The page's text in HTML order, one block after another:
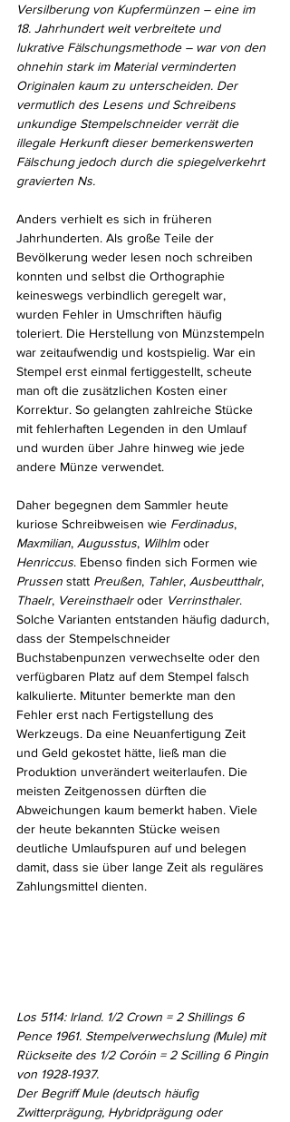
Versilberung von Kupfermünzen – eine im
18. Jahrhundert weit verbreitete und
lukrative Fälschungsmethode – war von den
ohnehin stark im Material verminderten
Originalen kaum zu unterscheiden. Der
vermutlich des Lesens und Schreibens
unkundige Stempelschneider verrät die
illegale Herkunft dieser bemerkenswerten
Fälschung jedoch durch die spiegelverkehrt
gravierten Ns.
Anders verhielt es sich in früheren
Jahrhunderten. Als große Teile der
Bevölkerung weder lesen noch schreiben
konnten und selbst die Orthographie
keineswegs verbindlich geregelt war,
wurden Fehler in Umschriften häufig
toleriert. Die Herstellung von Münzstempeln
war zeitaufwendig und kostspielig. War ein
Stempel erst einmal fertiggestellt, scheute
man oft die zusätzlichen Kosten einer
Korrektur. So gelangten zahlreiche Stücke
mit fehlerhaften Legenden in den Umlauf
und wurden über Jahre hinweg wie jede
andere Münze verwendet.
Daher begegnen dem Sammler heute
kuriose Schreibweisen wie Ferdinadus,
Maxmilian, Augusstus, Wilhlm oder
Henriccus. Ebenso finden sich Formen wie
Prussen statt Preußen, Tahler, Ausbeutthalr,
Thaelr, Vereinsthaelr oder Verrinsthaler.
Solche Varianten entstanden häufig dadurch,
dass der Stempelschneider
Buchstabenpunzen verwechselte oder den
verfügbaren Platz auf dem Stempel falsch
kalkulierte. Mitunter bemerkte man den
Fehler erst nach Fertigstellung des
Werkzeugs. Da eine Neuanfertigung Zeit
und Geld gekostet hätte, ließ man die
Produktion unverändert weiterlaufen. Die
meisten Zeitgenossen dürften die
Abweichungen kaum bemerkt haben. Viele
der heute bekannten Stücke weisen
deutliche Umlaufspuren auf und belegen
damit, dass sie über lange Zeit als reguläres
Zahlungsmittel dienten.
Los 5114: Irland. 1/2 Crown = 2 Shillings 6
Pence 1961. Stempelverwechslung (Mule) mit
Rückseite des 1/2 Coróin = 2 Scilling 6 Pingin
von 1928-1937.
Der Begriff Mule (deutsch häufig
Zwitterprägung, Hybridprägung oder